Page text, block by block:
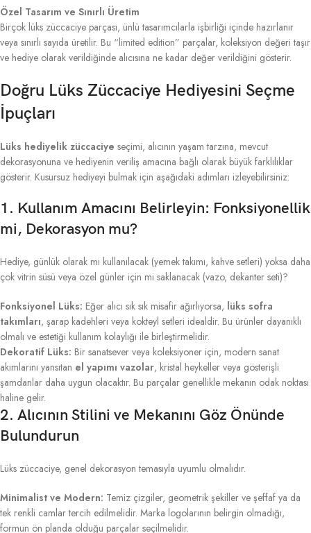
Özel Tasarım ve Sınırlı Üretim
Birçok lüks züccaciye parçası, ünlü tasarımcılarla işbirliği içinde hazırlanır
veya sınırlı sayıda üretilir. Bu “limited edition” parçalar, koleksiyon değeri taşır
ve hediye olarak verildiğinde alıcısına ne kadar değer verildiğini gösterir.
Doğru Lüks Züccaciye Hediyesini Seçme
İpuçları
Lüks hediyelik züccaciye seçimi, alıcının yaşam tarzına, mevcut
dekorasyonuna ve hediyenin veriliş amacına bağlı olarak büyük farklılıklar
gösterir. Kusursuz hediyeyi bulmak için aşağıdaki adımları izleyebilirsiniz:
1. Kullanım Amacını Belirleyin: Fonksiyonellik
mi, Dekorasyon mu?
Hediye, günlük olarak mı kullanılacak (yemek takımı, kahve setleri) yoksa daha
çok vitrin süsü veya özel günler için mi saklanacak (vazo, dekanter seti)?
Fonksiyonel Lüks: Eğer alıcı sık sık misafir ağırlıyorsa, lüks sofra
takımları, şarap kadehleri veya kokteyl setleri idealdir. Bu ürünler dayanıklı
olmalı ve estetiği kullanım kolaylığı ile birleştirmelidir.
Dekoratif Lüks: Bir sanatsever veya koleksiyoner için, modern sanat
akımlarını yansıtan el yapımı vazolar, kristal heykeller veya gösterişli
şamdanlar daha uygun olacaktır. Bu parçalar genellikle mekanın odak noktası
haline gelir.
2. Alıcının Stilini ve Mekanını Göz Önünde
Bulundurun
Lüks züccaciye, genel dekorasyon temasıyla uyumlu olmalıdır.
Minimalist ve Modern: Temiz çizgiler, geometrik şekiller ve şeffaf ya da
tek renkli camlar tercih edilmelidir. Marka logolarının belirgin olmadığı,
formun ön planda olduğu parçalar seçilmelidir.